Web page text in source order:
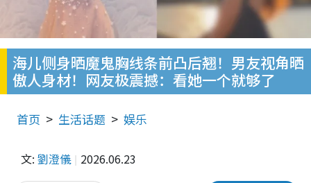
海儿侧身晒魔鬼胸线条前凸后翘！男友视角晒
傲人身材！网友极震撼：看她一个就够了
首页 生活话题 娱乐
文: 劉澄儀 2026.06.23